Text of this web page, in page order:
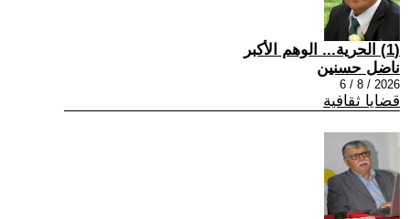
(1) الحرية... الوهم الأكبر
ناضل حسنين
2026 / 8 / 6
قضايا ثقافية